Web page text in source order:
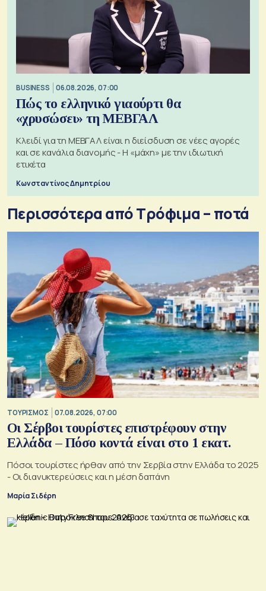
BUSINESS 06.08.2026, 07:00
Πώς το ελληνικό γιαούρτι θα
«χρυσώσει» τη ΜΕΒΓΑΛ
Κλειδί για τη ΜΕΒΓΑΛ είναι η διείσδυση σε νέες αγορές
και σε κανάλια διανομής - Η «μάχη» με την ιδιωτική
ετικέτα
Κωνσταντίνος Δημητρίου
Περισσότερα από Τρόφιμα – ποτά
ΤΟΥΡΙΣΜΟΣ 07.08.2026, 07:00
Οι Σέρβοι τουρίστες επιστρέφουν στην
Ελλάδα – Πόσο κοντά είναι στο 1 εκατ.
Πόσοι τουρίστες ήρθαν από την Σερβία στην Ελλάδα το 2025
- Οι διανυκτερεύσεις και η μέση δαπάνη
Μαρία Σιδέρη